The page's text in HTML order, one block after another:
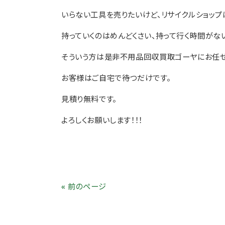
いらない工具を売りたいけど、リサイクルショップ
持っていくのはめんどくさい、持って行く時間がな
そういう方は是非不用品回収買取ゴーヤにお任せく
お客様はご自宅で待つだけです。
見積り無料です。
よろしくお願いします！！！
« 前のページ